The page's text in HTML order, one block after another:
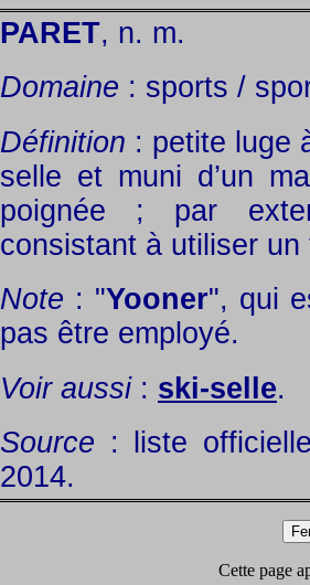
PARET, n. m.
Domaine : sports /
Définition : petite luge
selle et muni d’un
poignée ; par
consistant à utiliser un
Note : "Yooner", qui
pas être employé.
Voir aussi: ski-selle.
Source : liste
2014.
Cette page